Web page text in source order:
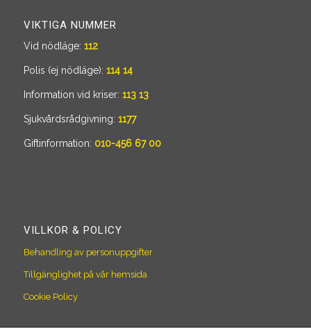
VIKTIGA NUMMER
Vid nödläge: 112
Polis (ej nödläge): 114 14
Information vid kriser: 113 13
Sjukvårdsrådgivning: 1177
Giftinformation: 010-456 67 00
VILLKOR & POLICY
Behandling av personuppgifter
Tillgänglighet på vår hemsida
Cookie Policy